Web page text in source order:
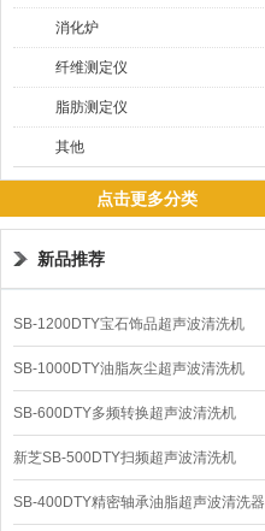
消化炉
纤维测定仪
脂肪测定仪
其他
点击更多分类
新品推荐
SB-1200DTY宝石饰品超声波清洗机
SB-1000DTY油脂灰尘超声波清洗机
SB-600DTY多频转换超声波清洗机
新芝SB-500DTY扫频超声波清洗机
SB-400DTY精密轴承油脂超声波清洗器